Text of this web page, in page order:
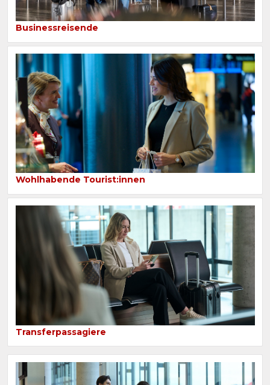
Businessreisende
Wohlhabende Tourist:innen
Transferpassagiere